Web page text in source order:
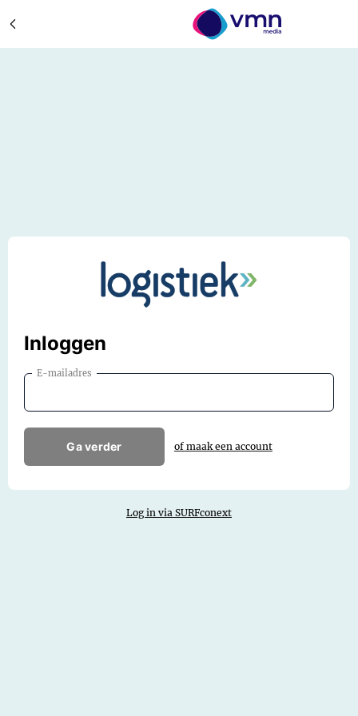
Inloggen
E-mailadres
Ga verder of maak een account
Log in via SURFconext